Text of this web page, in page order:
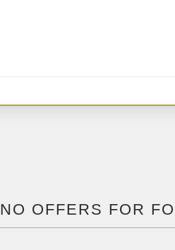
NO OFFERS FOR